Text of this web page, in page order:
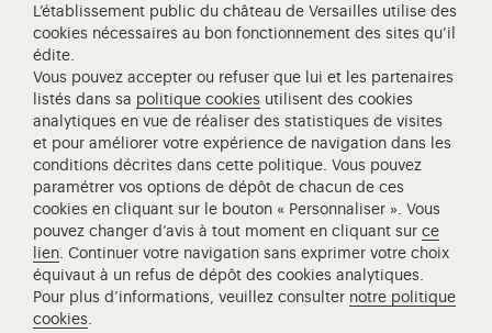
Château de Versailles Spectacles
L'Opéra royal de Versailles
Centre de recherche du château de Versailles
Centre de Musique Baroque de Versailles
Réseau des Résidences Royales Européenne
Société des Amis de Versailles
Académie équestre nationale du domaine de Versailles
Campus Versailles
L’établissement public du château de Versailles utilise des
cookies nécessaires au bon fonctionnement des sites qu’il
édite.
Vous pouvez accepter ou refuser que lui et les partenaires
listés dans sa politique cookies utilisent des cookies
analytiques en vue de réaliser des statistiques de visites
et pour améliorer votre expérience de navigation dans les
conditions décrites dans cette politique. Vous pouvez
paramétrer vos options de dépôt de chacun de ces
cookies en cliquant sur le bouton « Personnaliser ». Vous
pouvez changer d’avis à tout moment en cliquant surce
lien. Continuer votre navigation sans exprimer votre choix
équivaut à un refus de dépôt des cookies analytiques.
Pour plus d’informations, veuillez consulter notre politique
cookies.